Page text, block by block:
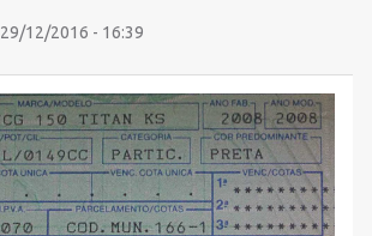
29/12/2016 - 16:39